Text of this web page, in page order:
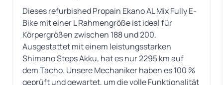
Dieses refurbished Propain Ekano AL Mix Fully E-
Bike mit einer L Rahmengröße ist ideal für
Körpergrößen zwischen 188 und 200.
Ausgestattet mit einem leistungsstarken
Shimano Steps Akku, hat es nur 2295 km auf
dem Tacho. Unsere Mechaniker haben es 100 %
geprüft und gewartet, um die volle Funktionalität